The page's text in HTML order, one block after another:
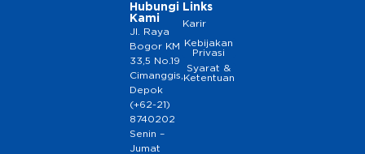
Hubungi
Kami
Jl. Raya
Bogor KM
33,5 No.19
Cimanggis,
Depok
(+62-21)
8740202
Senin –
Jumat
Links
Karir
Kebijakan
Privasi
Syarat &
Ketentuan